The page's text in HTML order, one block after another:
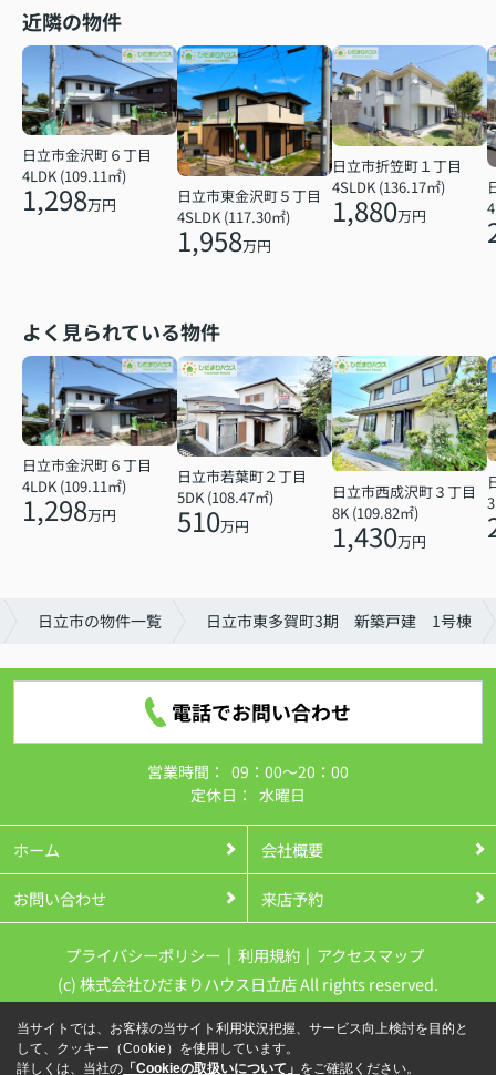
近隣の物件
日立市金沢町６丁目
4LDK (109.11㎡)
1,298万円
日立市東金沢町５丁目
4SLDK (117.30㎡)
1,958万円
日立市折笠町１丁目
4SLDK (136.17㎡)
1,880万円
よく見られている物件
日立市金沢町６丁目
4LDK (109.11㎡)
1,298万円
日立市若葉町２丁目
5DK (108.47㎡)
510万円
日立市西成沢町３丁目
8K (109.82㎡)
1,430万円
日立市の物件一覧 日立市東多賀町3期 新築戸建 1号棟
電話でお問い合わせ
営業時間： 09：00～20：00
定休日： 水曜日
ホーム 会社概要
お問い合わせ 来店予約
プライバシーポリシー 利用規約
アクセスマップ
(c) 株式会社ひだまりハウス日立店 All rights reserved.
当サイトでは、お客様の当サイト利用状況把握、サービス向上検討を目的と
して、クッキー（Cookie）を使用しています。
詳しくは、当社の 「Cookieの取扱いについて」 をご確認ください。